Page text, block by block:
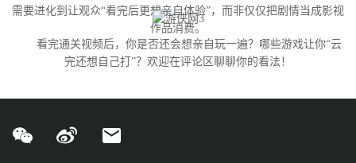
需要进化到让观众“看完后更想亲自体验”，而非仅仅把剧情当成影视
作品消费。
看完通关视频后，你是否还会想亲自玩一遍？哪些游戏让你“云
完还想自己打”？欢迎在评论区聊聊你的看法！